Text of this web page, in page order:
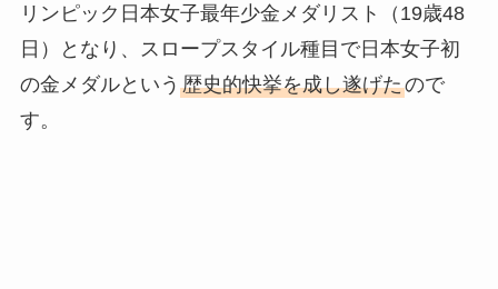
リンピック日本女子最年少金メダリスト（19歳48
日）となり、スロープスタイル種目で日本女子初
の金メダルという 歴史的快挙を成し遂げたので
す。